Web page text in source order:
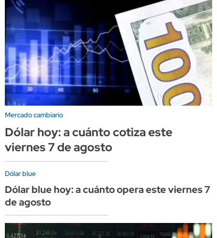
Mercado cambiario
Dólar hoy: a cuánto cotiza este
viernes 7 de agosto
Dólar blue
Dólar blue hoy: a cuánto opera este viernes 7
de agosto